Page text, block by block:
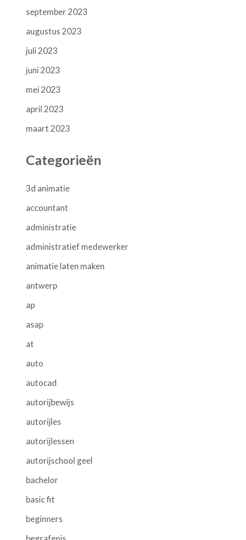
september 2023
augustus 2023
juli 2023
juni 2023
mei 2023
april 2023
maart 2023
Categorieën
3d animatie
accountant
administratie
administratief medewerker
animatie laten maken
antwerp
ap
asap
at
auto
autocad
autorijbewijs
autorijles
autorijlessen
autorijschool geel
bachelor
basic fit
beginners